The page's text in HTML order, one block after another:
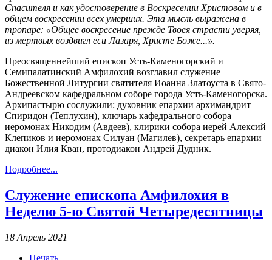
Спасителя и как удостоверение в Воскресении Христовом и в
общем воскресении всех умерших. Эта мысль выражена в
тропаре: «Общее воскресение прежде Твоея страсти уверяя,
из мертвых воздвигл еси Лазаря, Христе Боже...».
Преосвященнейший епископ Усть-Каменогорский и
Семипалатинский Амфилохий возглавил служение
Божественной Литургии святителя Иоанна Златоуста в Свято-
Андреевском кафедральном соборе города Усть-Каменогорска.
Архипастырю сослужили: духовник епархии архимандрит
Спиридон (Теплухин), ключарь кафедрального собора
иеромонах Никодим (Авдеев), клирики собора иерей Алексий
Клепиков и иеромонах Силуан (Магилев), секретарь епархии
диакон Илия Кван, протодиакон Андрей Дудник.
Подробнее...
Служение епископа Амфилохия в
Неделю 5-ю Святой Четыредесятницы
18 Апрель 2021
Печать